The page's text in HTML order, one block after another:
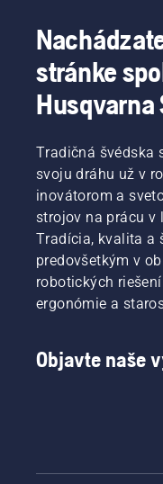
stránke
Husqvarna
Tradičná švédska
svoju dráhu už v
inovátorom a
strojov na prácu v
Tradícia, kvalita a
predovšetkým v
robotických
ergonómie a
Objavte naše